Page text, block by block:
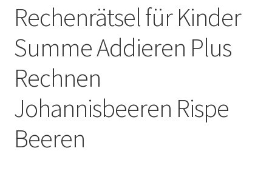
Echtheit von Bewertungen
FAQ
Impressum
Kasse
Kontakt
Rechenrätsel für Kinder
Summe Addieren Plus
Rechnen
Johannisbeeren Rispe
Beeren